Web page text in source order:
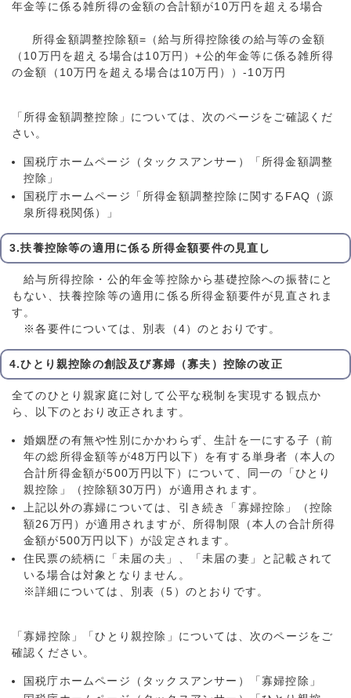
年金等に係る雑所得の金額の合計額が10万円を超える場合
所得金額調整控除額=（給与所得控除後の給与等の金額
（10万円を超える場合は10万円）+公的年金等に係る雑所得
の金額（10万円を超える場合は10万円））-10万円
「所得金額調整控除」については、次のページをご確認くだ
さい。
国税庁ホームページ（タックスアンサー）「所得金額調整
控除」
国税庁ホームページ「所得金額調整控除に関するFAQ（源
泉所得税関係）」
3.扶養控除等の適用に係る所得金額要件の見直し
給与所得控除・公的年金等控除から基礎控除への振替にと
もない、扶養控除等の適用に係る所得金額要件が見直されま
す。
※各要件については、別表（4）のとおりです。
4.ひとり親控除の創設及び寡婦（寡夫）控除の改正
全てのひとり親家庭に対して公平な税制を実現する観点か
ら、以下のとおり改正されます。
婚姻歴の有無や性別にかかわらず、生計を一にする子（前
年の総所得金額等が48万円以下）を有する単身者（本人の
合計所得金額が500万円以下）について、同一の「ひとり
親控除」（控除額30万円）が適用されます。
上記以外の寡婦については、引き続き「寡婦控除」（控除
額26万円）が適用されますが、所得制限（本人の合計所得
金額が500万円以下）が設定されます。
住民票の続柄に「未届の夫」、「未届の妻」と記載されて
いる場合は対象となりません。
※詳細については、別表（5）のとおりです。
「寡婦控除」「ひとり親控除」については、次のページをご
確認ください。
国税庁ホームページ（タックスアンサー）「寡婦控除」